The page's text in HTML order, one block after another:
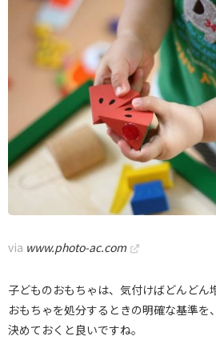
via www.photo-ac.com
子どものおもちゃは、気付けばどんどん
おもちゃを処分するときの明確な基準を
決めておくと良いですね。